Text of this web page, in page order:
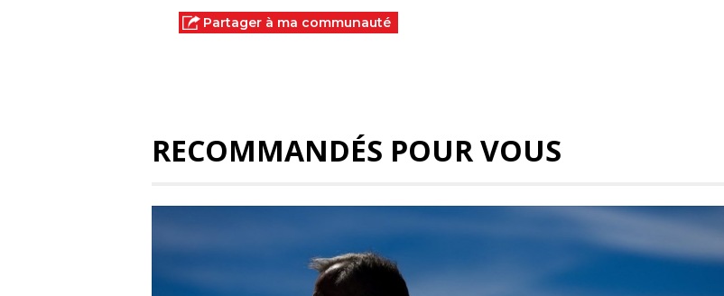
Partager à ma communauté
RECOMMANDÉS POUR VOUS